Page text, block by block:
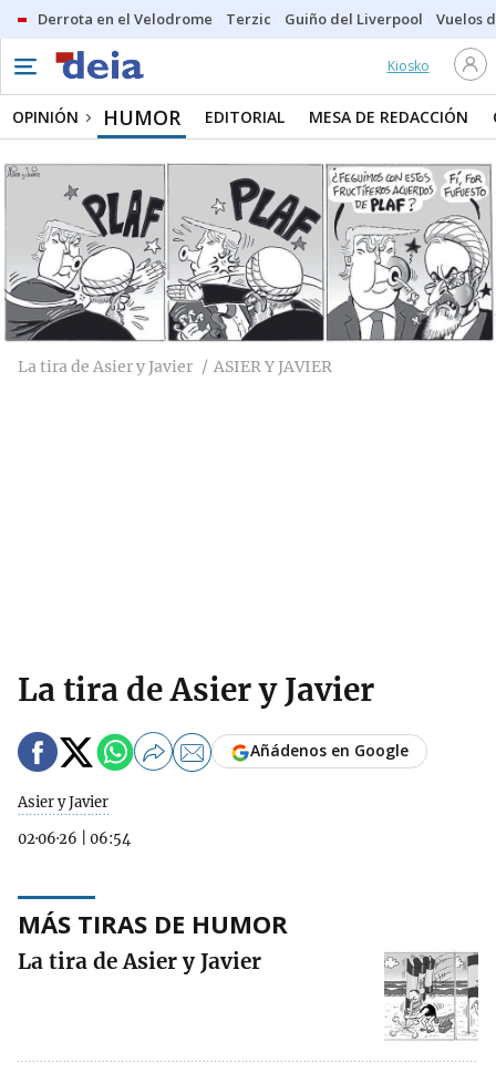
Derrota en el Velodrome Terzic Guiño del Liverpool Vuelos
Kiosko
OPINIÓN HUMOR EDITORIAL MESA DE REDACCIÓN
La tira de Asier y Javier ASIER Y JAVIER
La tira de Asier y Javier
Asier y Javier
02·06·26
06:54
Añádenos en Google
MÁS TIRAS DE HUMOR
La tira de Asier y Javier